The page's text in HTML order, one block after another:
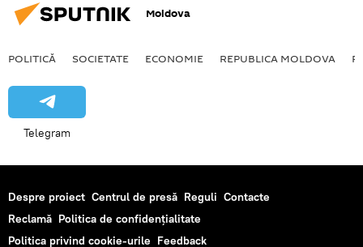
Moldova
POLITICĂ SOCIETATE ECONOMIE REPUBLICA MOLDOVA
Telegram
Despre proiect Centrul de presă Reguli Contacte
Reclamă Politica de confidențialitate
Politica privind cookie-urile Feedback